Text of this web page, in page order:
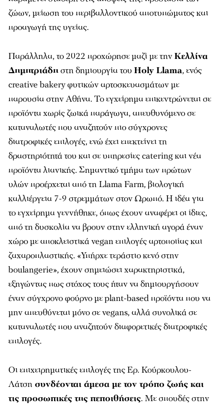
ζώων, μείωση του περιβαλλοντικού αποτυπώματος και
προαγωγή της υγείας.
Παράλληλα, το 2022 προχώρησε μαζί με τηνΚελλίνα
Δημητριάδηστη δημιουργία του Holy Llama, ενός
creative bakery φυτικών αρτοσκευασμάτων με
παρουσία στην Αθήνα. Το εγχείρημα επικεντρώνεται σε
προϊόντα χωρίς ζωικά παράγωγα, απευθυνόμενο σε
καταναλωτές που αναζητούν πιο σύγχρονες
διατροφικές επιλογές, ενώ έχει επεκτείνει τη
δραστηριότητά του και σε υπηρεσίες catering και νέα
προϊόντα λιανικής. Σημαντικό τμήμα των πρώτων
υλών προέρχεται από τη Llama Farm, βιολογική
καλλιέργεια 7-9 στρεμμάτων στον Ωρωπό. Η ιδέα για
το εγχείρημα γεννήθηκε, όπως έχουν αναφέρει οι ίδιες,
από τη δυσκολία να βρουν στην ελληνική αγορά έναν
χώρο με αποκλειστικά vegan επιλογές αρτοποιίας και
ζαχαροπλαστικής. «Υπήρχε τεράστιο κενό στην
boulangerie», έχουν σημειώσει χαρακτηριστικά,
εξηγώντας πως στόχος τους ήταν να δημιουργήσουν
έναν σύγχρονο φούρνο με plant-based προϊόντα που να
μην απευθύνεται μόνο σε vegans, αλλά συνολικά σε
καταναλωτές που αναζητούν διαφορετικές διατροφικές
επιλογές.
Οι επιχειρηματικές επιλογές της Ερ. Κούρκουλου-
Λάτση συνδέονται άμεσα με τον τρόπο ζωής και
τις προσωπικές της πεποιθήσεις. Με σπουδές στην